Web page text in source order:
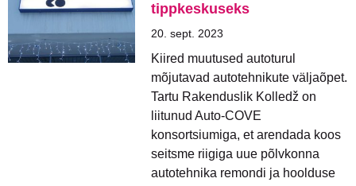
tippkeskuseks
20. sept. 2023
Kiired muutused autoturul
mõjutavad autotehnikute väljaõpet.
Tartu Rakenduslik Kolledž on
liitunud Auto-COVE
konsortsiumiga, et arendada koos
seitsme riigiga uue põlvkonna
autotehnika remondi ja hoolduse